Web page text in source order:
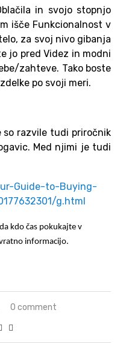
in svojo stopnjo
išče Funkcionalnost v
za svoj nivo gibanja
jo pred Videz in modni
zahteve. Tako boste
po svoji meri.
so razvile tudi priročnik
Med njimi je tudi
Guide-to-Buying-
g.html
kdo čas pokukajte v
informacijo.
0 comment